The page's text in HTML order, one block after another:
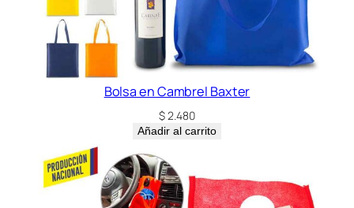
Bolsa en Cambrel Baxter
$2.480
Añadir al carrito